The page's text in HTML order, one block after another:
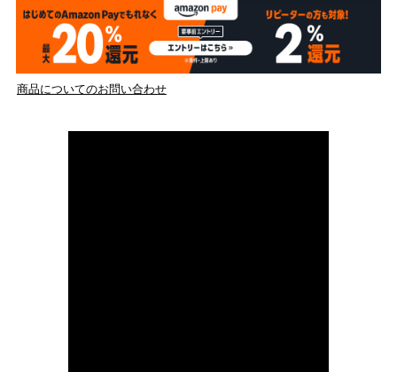
商品についてのお問い合わせ